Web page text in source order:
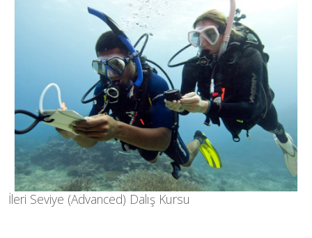
İleri Seviye (Advanced) Dalış Kursu